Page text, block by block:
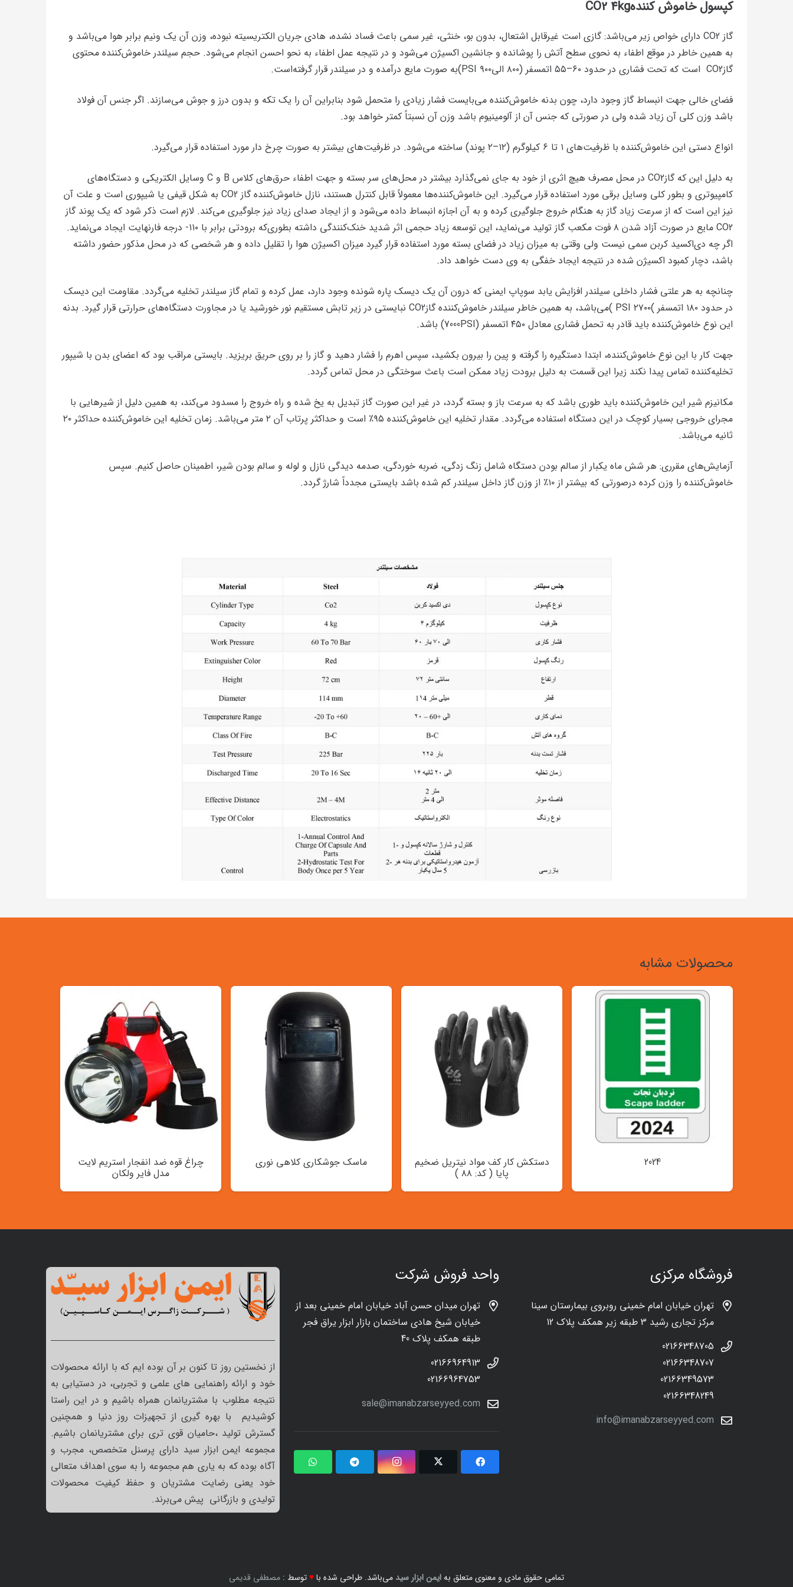
کپسول خاموش کننده CO2 4kg
گاز CO2 دارای خواص زیر می‌باشد: گازی است غیرقابل اشتعال، بدون بو، خنثی، غیر سمی باعث فساد نشده، هادی جریان الکتریسیته نبوده، وزن آن یک ونیم برابر هوا می‌باشد و
به همین خاطر در موقع اطفاء به نحوی سطح آتش را پوشانده و جانشین اکسیژن می‌شود و در نتیجه عمل اطفاء به نحو احسن انجام می‌شود. حجم سیلندر خاموش‌کننده محتوی
گازCO2 است که تحت فشاری در حدود ۶۰–۵۵ اتمسفر (۸۰۰ الی۹۰۰ PSI)به صورت مایع درآمده و در سیلندر قرار گرفته‌است.
فضای خالی جهت انبساط گاز وجود دارد، چون بدنه خاموش‌کننده می‌بایست فشار زیادی را متحمل شود بنابراین آن را یک تکه و بدون درز و جوش می‌سازند. اگر جنس آن فولاد
باشد وزن کلی آن زیاد شده ولی در صورتی که جنس آن از آلومینیوم باشد وزن آن نسبتاً کمتر خواهد بود.
انواع دستی این خاموش‌کننده با ظرفیت‌های ۱ تا ۶ کیلوگرم (۱۲–۲ پوند) ساخته می‌شود. در ظرفیت‌های بیشتر به صورت چرخ دار مورد استفاده قرار می‌گیرد.
به دلیل این که گازCO2 در محل مصرف هیچ اثری از خود به جای نمی‌گذارد بیشتر در محل‌های سر بسته و جهت اطفاء حرق‌های کلاس B و C وسایل الکتریکی و دستگاه‌های
کامپیوتری و بطور کلی وسایل برقی مورد استفاده قرار می‌گیرد. این خاموش‌کننده‌ها معمولاً قابل کنترل هستند، نازل خاموش‌کننده گاز CO2 به شکل قیفی یا شیپوری است و علت آن
نیز این است که از سرعت زیاد گاز به هنگام خروج جلوگیری کرده و به آن اجازه انبساط داده می‌شود و از ایجاد صدای زیاد نیز جلوگیری می‌کند. لازم است ذکر شود که یک پوند گاز
CO2 مایع در صورت آزاد شدن ۸ فوت مکعب گاز تولید می‌نماید، این توسعه زیاد حجمی اثر شدید خنک‌کنندگی داشته بطوری‌که برودتی برابر با ۱۱۰- درجه فارنهایت ایجاد می‌نماید.
اگر چه دی‌اکسید کربن سمی نیست ولی وقتی به میزان زیاد در فضای بسته مورد استفاده قرار گیرد میزان اکسیژن هوا را تقلیل داده و هر شخصی که در محل مذکور حضور داشته
باشد، دچار کمبود اکسیژن شده در نتیجه ایجاد خفگی به وی دست خواهد داد.
چنانچه به هر علتی فشار داخلی سیلندر افزایش یابد سوپاپ ایمنی که درون آن یک دیسک پاره شونده وجود دارد، عمل کرده و تمام گاز سیلندر تخلیه می‌گردد. مقاومت این دیسک
در حدود ۱۸۰ اتمسفر )۲۷۰۰ PSI )می‌باشد، به همین خاطر سیلندر خاموش‌کننده گازCO2 نبایستی در زیر تابش مستقیم نور خورشید یا در مجاورت دستگاه‌های حرارتی قرار گیرد. بدنه
این نوع خاموش‌کننده باید قادر به تحمل فشاری معادل ۴۵۰ اتمسفر (7000PSI) باشد.
جهت کار با این نوع خاموش‌کننده، ابتدا دستگیره را گرفته و پین را بیرون بکشید، سپس اهرم را فشار دهید و گاز را بر روی حریق بریزید. بایستی مراقب بود که اعضای بدن با شیپور
تخلیه‌کننده تماس پیدا نکند زیرا این قسمت به دلیل برودت زیاد ممکن است باعث سوختگی در محل تماس گردد.
مکانیزم شیر این خاموش‌کننده باید طوری باشد که به سرعت باز و بسته گردد، در غیر این صورت گاز تبدیل به یخ شده و راه خروج را مسدود می‌کند، به همین دلیل از شیرهایی با
مجرای خروجی بسیار کوچک در این دستگاه استفاده می‌گردد. مقدار تخلیه این خاموش‌کننده ۹۵٪ است و حداکثر پرتاب آن ۲ متر می‌باشد. زمان تخلیه این خاموش‌کننده حداکثر ۲۰
ثانیه می‌باشد.
آزمایش‌های مقرری: هر شش ماه یکبار از سالم بودن دستگاه شامل زنگ زدگی، ضربه خوردگی، صدمه دیدگی نازل و لوله و سالم بودن شیر، اطمینان حاصل کنیم. سپس
خاموش‌کننده را وزن کرده درصورتی که بیشتر از ۱۰٪ از وزن گاز داخل سیلندر کم شده باشد بایستی مجدداً شارژ گردد.
محصولات مشابه
2024 دستکش کار کف مواد نیتریل ضخیم
پایا ( کد: ۸۸ )
ماسک جوشکاری کلاهی نوری چراغ قوه ضد انفجار استریم لایت
مدل فایر ولکان
فروشگاه مرکزی
تهران خیابان امام خمینی روبروی بیمارستان سینا
مرکز تجاری رشید 3 طبقه زیر همکف پلاک 12
02166348705
02166348707
02166349573
02166348249
info@imanabzarseyyed.com
واحد فروش شرکت
تهران میدان حسن آباد خیابان امام خمینی بعد از
خیابان شیخ هادی ساختمان بازار ابزار یراق فجر
طبقه همکف پلاک 40
02166964913
02166964753
sale@imanabzarseyyed.com
از نخستین روز تا کنون بر آن بوده ایم که با ارائه محصولات
خود و ارائه راهنمایی های علمی و تجربی، در دستیابی به
نتیجه مطلوب با مشتریانمان همراه باشیم و در این راستا
کوشیدیم با بهره گیری از تجهیزات روز دنیا و همچنین
گسترش تولید ،حامیان قوی تری برای مشتریانمان باشیم.
مجموعه ایمن ابزار سید دارای پرسنل متخصص، مجرب و
آگاه بوده که به یاری هم مجموعه را به سوی اهداف متعالی
خود یعنی رضایت مشتریان و حفظ کیفیت محصولات
تولیدی و بازرگانی پیش می‌برند.
تمامی حقوق مادی و معنوی متعلق بهایمن ابزار سید می‌باشد. طراحی شده با♥توسط : مصطفی قدیمی